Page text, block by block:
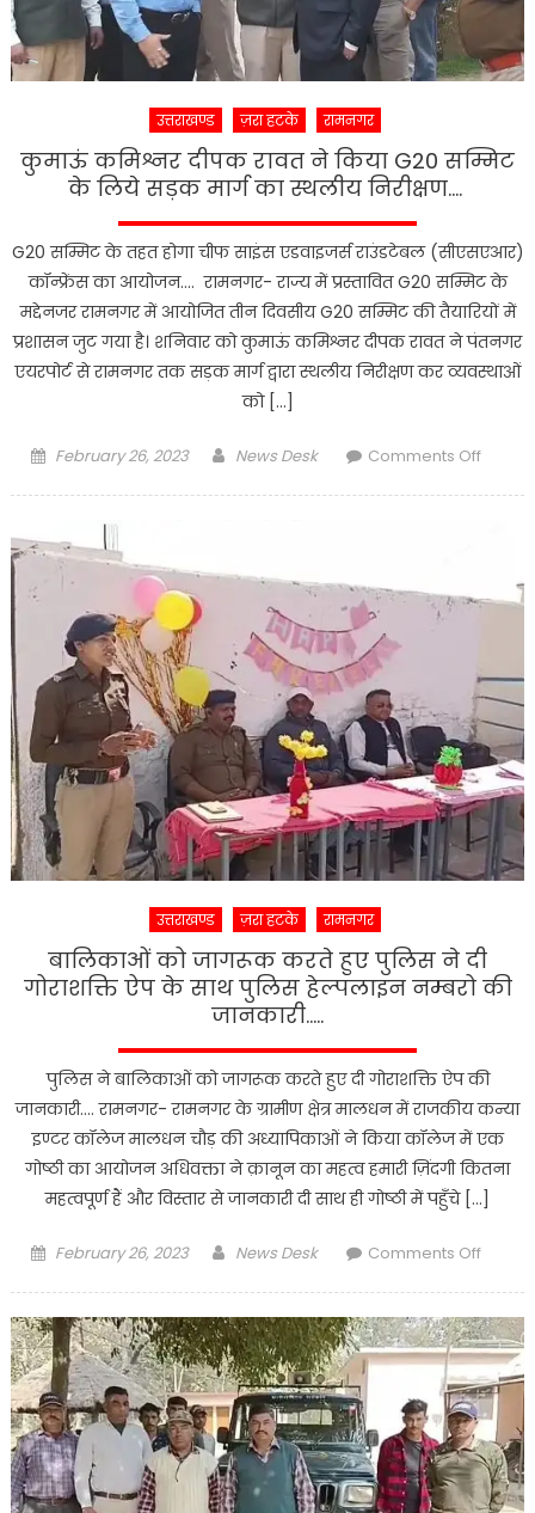
उत्तराखण्ड ज़रा हटके रामनगर
कुमाऊं कमिश्नर दीपक रावत ने किया G20 सम्मिट
के लिये सड़क मार्ग का स्थलीय निरीक्षण….
G20 सम्मिट के तहत होगा चीफ साइंस एडवाइजर्स राउंडटेबल (सीएसएआर)
कॉन्फ्रेंस का आयोजन…. रामनगर- राज्य में प्रस्तावित G20 सम्मिट के
मद्देनजर रामनगर में आयोजित तीन दिवसीय G20 सम्मिट की तैयारियों में
प्रशासन जुट गया है। शनिवार को कुमाऊं कमिश्नर दीपक रावत ने पंतनगर
एयरपोर्ट से रामनगर तक सड़क मार्ग द्वारा स्थलीय निरीक्षण कर व्यवस्थाओं
को […]
Posted
February 26, 2023 Author
News Desk Comments Offon
सम्मिट
के
लिये
सड़क
मार्ग
का
स्थलीय
उत्तराखण्ड ज़रा हटके रामनगर
बालिकाओं को जागरूक करते हुए पुलिस ने दी
गोराशक्ति ऐप के साथ पुलिस हेल्पलाइन नम्बरो की
जानकारी…..
पुलिस ने बालिकाओं को जागरूक करते हुए दी गोराशक्ति ऐप की
जानकारी…. रामनगर- रामनगर के ग्रामीण क्षेत्र मालधन में राजकीय कन्या
इण्टर कॉलेज मालधन चौड़ की अध्यापिकाओं ने किया कॉलेज में एक
गोष्ठी का आयोजन अधिवक्ता ने क़ानून का महत्व हमारी ज़िंदगी कितना
महत्वपूर्ण हैं और विस्तार से जानकारी दी साथ ही गोष्ठी में पहुँचे […]
Posted
February 26, 2023 Author
News Desk Comments Offon
जागरूक
करते
हुए
पुलिस
ने
दी